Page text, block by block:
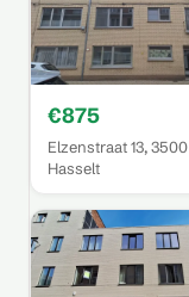
€875
Elzenstraat 13, 3500
Hasselt